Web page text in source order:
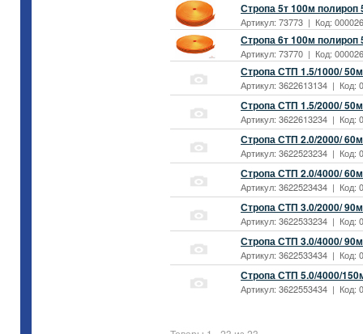
Стропа 5т 100м
Артикул: 73773 | Код:
Стропа 6т 100м
Артикул: 73770 | Код:
Стропа СТП 1.5/1000/
Артикул: 3622613134 | Код:
Стропа СТП 1.5/2000/
Артикул: 3622613234 | Код:
Стропа СТП 2.0/2000/
Артикул: 3622523234 | Код:
Стропа СТП 2.0/4000/
Артикул: 3622523434 | Код:
Стропа СТП 3.0/2000/
Артикул: 3622533234 | Код:
Стропа СТП 3.0/4000/
Артикул: 3622533434 | Код:
Стропа СТП 5.0/4000/
Артикул: 3622553434 | Код: